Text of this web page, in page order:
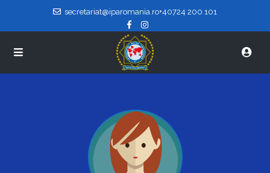
secretariat@iparomania.ro+40724 200 101